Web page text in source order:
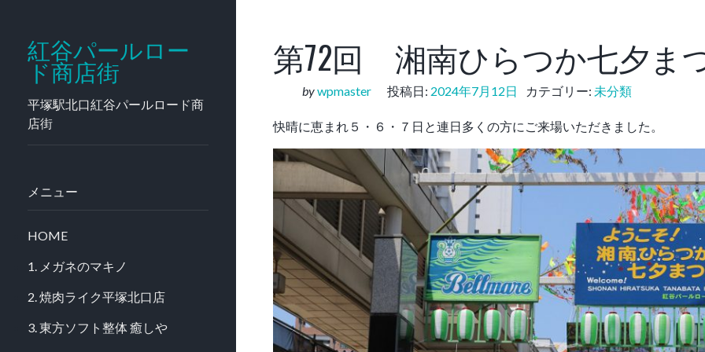
紅谷パールロー
ド商店街
平塚駅北口紅谷パールロード商
店街
メニュー
HOME
1. メガネのマキノ
2. 焼肉ライク平塚北口店
3. 東方ソフト整体 癒しや
第72回 湘南ひらつか七夕ま
bywpmaster 投稿日: 2024年7月12日 カテゴリー: 未分類
快晴に恵まれ５・６・７日と連日多くの方にご来場いただきました。